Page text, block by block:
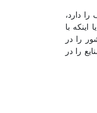
دارد،
با
را در
را در